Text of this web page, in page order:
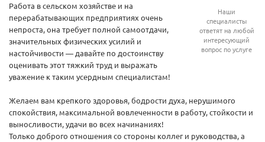
Наши
специалисты
ответят на любой
интересующий
вопрос по услуге
Работа в сельском хозяйстве и на
перерабатывающих предприятиях очень
непроста, она требует полной самоотдачи,
значительных физических усилий и
настойчивости — давайте по достоинству
оценивать этот тяжкий труд и выражать
уважение к таким усердным специалистам!
Желаем вам крепкого здоровья, бодрости духа, нерушимого
спокойствия, максимальной вовлеченности в работу, стойкости и
выносливости, удачи во всех начинаниях!
Только доброго отношения со стороны коллег и руководства, а